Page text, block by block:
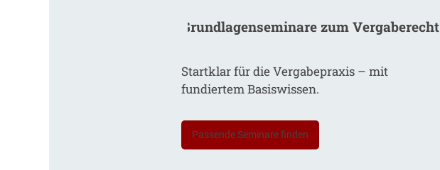
Grundlagenseminare zum Vergaberecht
Startklar für die Vergabepraxis – mit
fundiertem Basiswissen.
Passende Seminare finden